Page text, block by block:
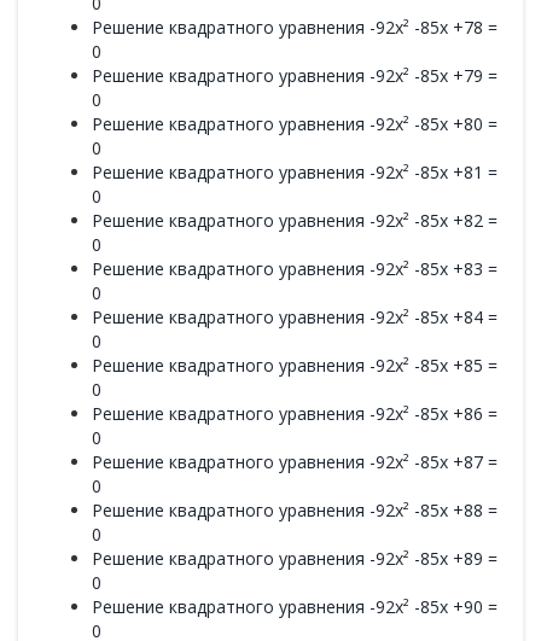
Решение квадратного уравнения -92x² -85x +78 =
0
Решение квадратного уравнения -92x² -85x +79 =
0
Решение квадратного уравнения -92x² -85x +80 =
0
Решение квадратного уравнения -92x² -85x +81 =
0
Решение квадратного уравнения -92x² -85x +82 =
0
Решение квадратного уравнения -92x² -85x +83 =
0
Решение квадратного уравнения -92x² -85x +84 =
0
Решение квадратного уравнения -92x² -85x +85 =
0
Решение квадратного уравнения -92x² -85x +86 =
0
Решение квадратного уравнения -92x² -85x +87 =
0
Решение квадратного уравнения -92x² -85x +88 =
0
Решение квадратного уравнения -92x² -85x +89 =
0
Решение квадратного уравнения -92x² -85x +90 =
0